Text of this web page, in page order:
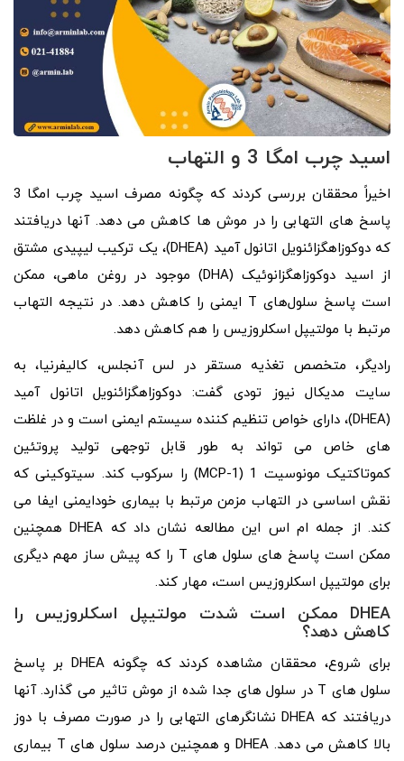
اسید چرب امگا 3 و التهاب
اخیراً محققان بررسی کردند که چگونه مصرف اسید چرب امگا 3
پاسخ های التهابی را در موش ها کاهش می دهد. آنها دریافتند
که دوکوزاهگزائنویل اتانول آمید (DHEA)، یک ترکیب لیپیدی مشتق
از اسید دوکوزاهگزانوئیک (DHA) موجود در روغن ماهی، ممکن
است پاسخ سلول‌های T ایمنی را کاهش دهد. در نتیجه التهاب
مرتبط با مولتیپل اسکلروزیس را هم کاهش دهد.
رادیگر، متخصص تغذیه مستقر در لس آنجلس، کالیفرنیا، به
سایت مدیکال نیوز تودی گفت: دوکوزاهگزائنویل اتانول آمید
(DHEA)، دارای خواص تنظیم کننده سیستم ایمنی است و در غلظت
های خاص می تواند به طور قابل توجهی تولید پروتئین
کموتاکتیک مونوسیت 1 (MCP-1) را سرکوب کند. سیتوکینی که
نقش اساسی در التهاب مزمن مرتبط با بیماری خودایمنی ایفا می
کند. از جمله ام اس این مطالعه نشان داد که DHEA همچنین
ممکن است پاسخ‌ های سلول‌ های T را که پیش ساز مهم دیگری
برای مولتیپل اسکلروزیس است، مهار کند.
DHEA ممکن است شدت مولتیپل اسکلروزیس را
کاهش دهد؟
برای شروع، محققان مشاهده کردند که چگونه DHEA بر پاسخ
سلول های T در سلول های جدا شده از موش تاثیر می گذارد. آنها
دریافتند که DHEA نشانگرهای التهابی را در صورت مصرف با دوز
بالا کاهش می دهد. DHEA و همچنین درصد سلول های T بیماری